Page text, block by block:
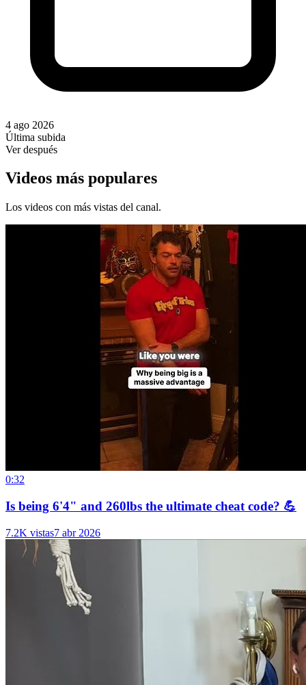
4 ago 2026
Última subida
Ver después
Videos más populares
Los videos con más vistas del canal.
0:32
Is being 6'4" and 260lbs the ultimate cheat code? 💪
7.2K vistas7 abr 2026